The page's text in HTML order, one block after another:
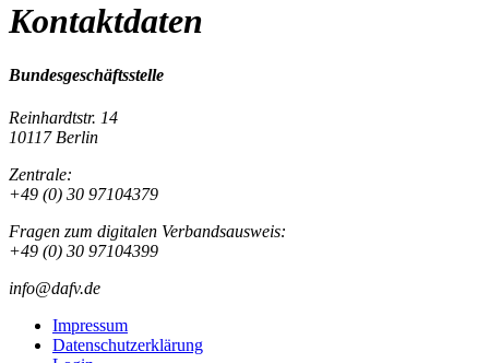
Kontaktdaten
Bundesgeschäftsstelle
Reinhardtstr. 14
10117 Berlin
Zentrale:
+49 (0) 30 97104379
Fragen zum digitalen Verbandsausweis:
+49 (0) 30 97104399
info@dafv.de
Impressum
Datenschutzerklärung